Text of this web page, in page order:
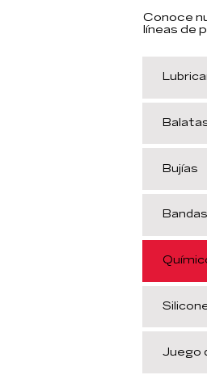
Conoce
líneas de
Bujías
Bandas
Juego